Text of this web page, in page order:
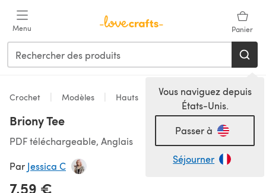
Menu Panier
Vous naviguez depuis
États-Unis.
Passer à
Séjourner
Crochet Modèles Hauts
Briony Tee
PDF téléchargeable, Anglais
Par Jessica C
7,59 €